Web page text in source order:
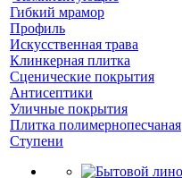
Гибкий мрамор
Профиль
Искусственная трава
Клинкерная плитка
Сценические покрытия
Антисептики
Уличные покрытия
Плитка полимернопесчаная
Ступени